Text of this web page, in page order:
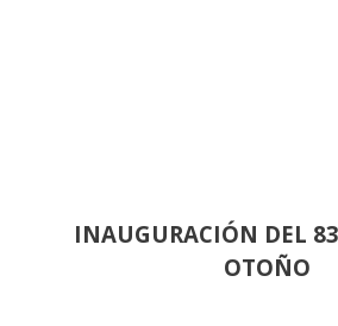
INAUGURACIÓN DEL
OTOÑO